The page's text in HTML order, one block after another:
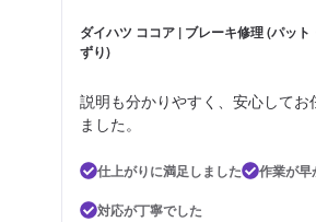
ダイハツ ココア | ブレーキ修理 (パット
ずり)
説明も分かりやすく、安心してお
ました。
仕上がりに満足しました
作業が早
対応が丁寧でした